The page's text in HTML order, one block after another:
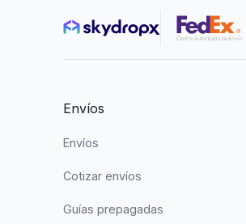
Cargos extra
Envíos
Envíos
Cotizar envíos
Guías prepagadas